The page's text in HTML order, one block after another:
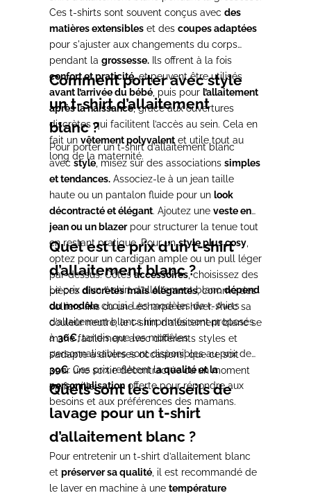
Ces t-shirts sont souvent conçus avec des
matières extensibles et des coupes adaptées
pour s'ajuster aux changements du corps
pendant la grossesse. Ils offrent à la fois
confort et praticité, et peuvent être utilisés
avant l’arrivée du bébé, puis pour l’allaitement
après la naissance, grâce aux ouvertures
discrètes qui facilitent l’accès au sein. Cela en
fait un vêtement polyvalentet utile tout au
long de la maternité.
Comment porter avec style
un t-shirt d’allaitement
blanc ?
Pour porter un t-shirt d’allaitement blanc
avec style, misez sur des associations simples
et tendances. Associez-le à un jean taille
haute ou un pantalon fluide pour un look
décontracté et élégant. Ajoutez une veste en
jean ou un blazerpour structurer la tenue tout
en restant pratique. Pour unstyle plus cosy,
optez pour un cardigan ample ou un pull léger
par-dessus. Côtésaccessoires, choisissez des
piècesdiscrètes mais élégantes, comme des
colliers fins ou une écharpe en hiver. Avec sa
couleur neutre, le t-shirt d’allaitement blanc se
marie facilement avec différents styles et
s’adapte à diverses occasions, que ce soit
pour une sortie décontractée ou un moment
en famille.
Quel est le prix d’un t-shirt
d’allaitement blanc ?
Le prix d’un t-shirt d’allaitement blancdépend
du modèlechoisi. Les modèles de t-shirts
d’allaitement blancs imprimés sont proposés
à36€, tandis que les modèles
personnalisables sont disponibles au prix de
39€. Ces prix reflètent la qualité et la
personnalisation offerte pour répondre aux
besoins et aux préférences des mamans.
Quels sont les conseils de
lavage pour un t-shirt
d’allaitement blanc ?
Pour entretenir un t-shirt d’allaitement blanc
et préserver sa qualité, il est recommandé de
le laver en machine à une température